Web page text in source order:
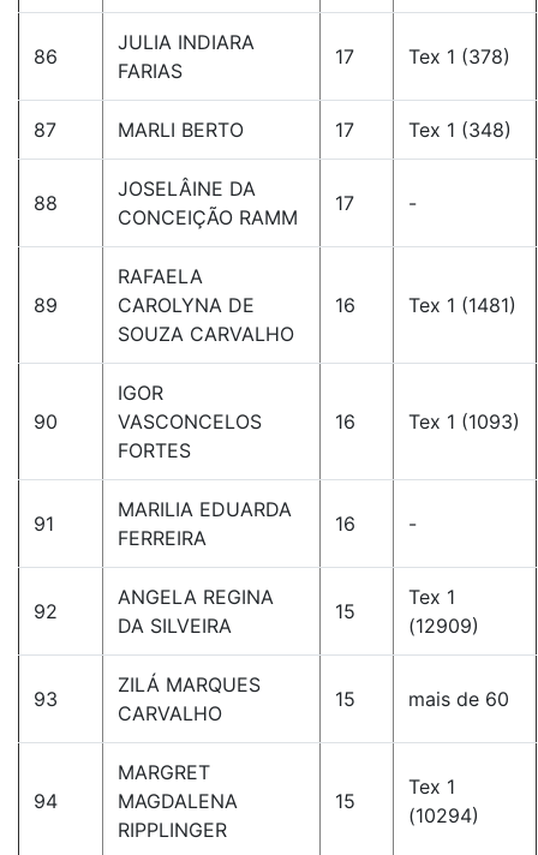
86
JULIA INDIARA
FARIAS
17 Tex 1 (378)
87 MARLI BERTO 17 Tex 1 (348)
88
JOSELÂINE DA
CONCEIÇÃO RAMM
17 -
89
RAFAELA
CAROLYNA DE
SOUZA CARVALHO
16 Tex 1 (1481)
90
IGOR
VASCONCELOS
FORTES
16 Tex 1 (1093)
91
MARILIA EDUARDA
FERREIRA
16 -
92
ANGELA REGINA
DA SILVEIRA
15
Tex 1
(12909)
93
ZILÁ MARQUES
CARVALHO
15 mais de 60
94
MARGRET
MAGDALENA
RIPPLINGER
15
Tex 1
(10294)